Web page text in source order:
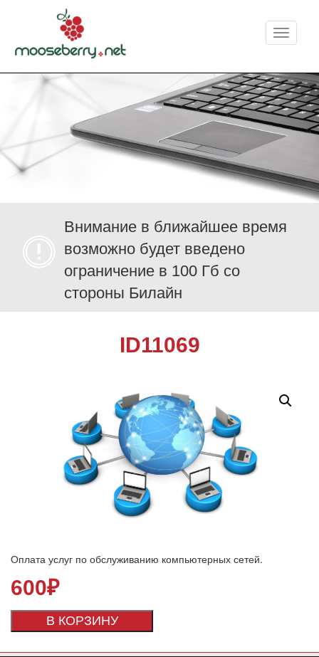
Меню
Внимание в ближайшее время
возможно будет введено
ограничение в 100 Гб со
стороны Билайн
ID11069
Оплата услуг по обслуживанию компьютерных сетей.
600₽
В КОРЗИНУ